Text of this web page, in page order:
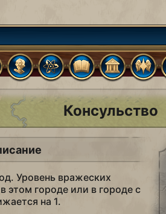
Консульство
Уровень вражеских
этом городе или в городе с
на 1.